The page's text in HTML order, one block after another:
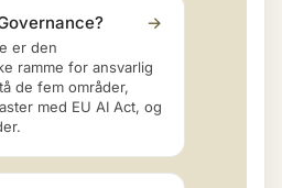
→
er den
ramme for ansvarlig
de fem områder,
med EU AI Act, og